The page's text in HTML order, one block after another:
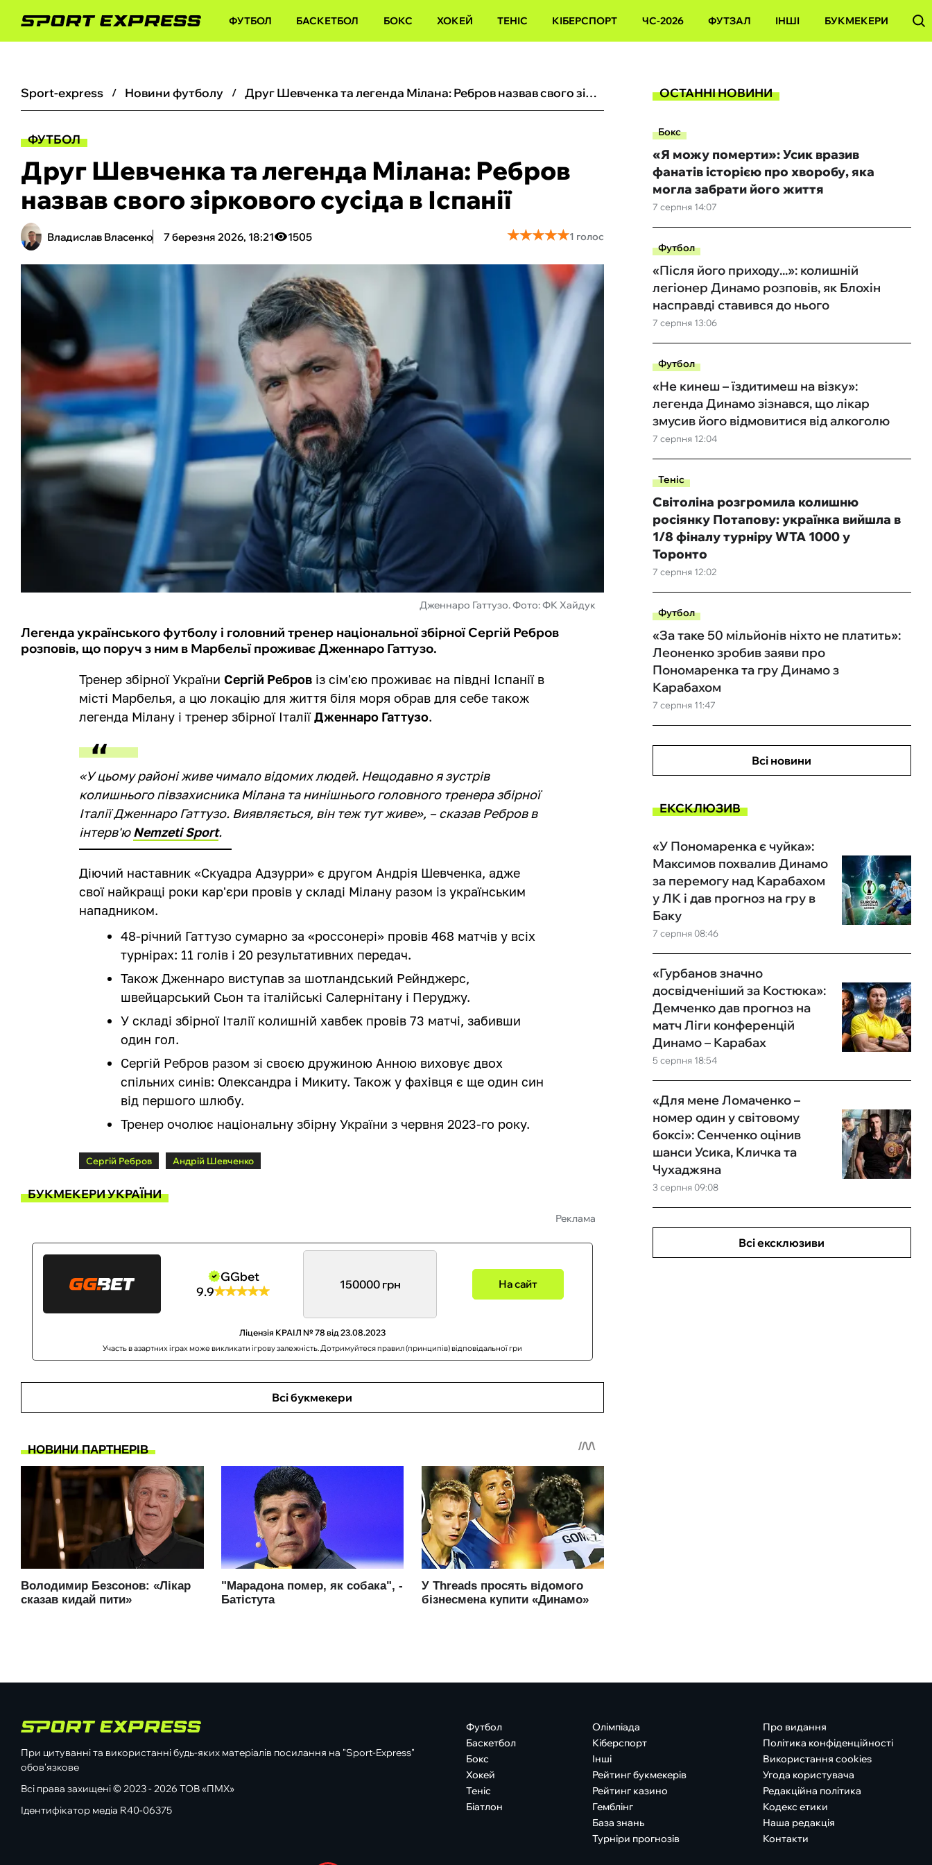
ФУТБОЛ БАСКЕТБОЛ БОКС ХОКЕЙ ТЕНІС КІБЕРСПОРТ ЧС-2026 ФУТЗАЛ ІНШІ БУКМЕКЕРИ
sport-express новини футболу Друг Шевченка та легенда Мілана: Ребров назвав свого зіркового сусіда в Іспанії
ФУТБОЛ
Друг Шевченка та легенда Мілана: Ребров
назвав свого зіркового сусіда в Іспанії
Владислав Власенко 7 березня 2026, 18:21 1505 ★★★★★
★★★★★1 голос
Дженнаро Гаттузо. Фото: ФК Хайдук
Легенда українського футболу і головний тренер національної збірної Сергій Ребров
розповів, що поруч з ним в Марбельї проживає Дженнаро Гаттузо.
Тренер збірної України Сергій Ребров із сім'єю проживає на півдні Іспанії в
місті Марбелья, а цю локацію для життя біля моря обрав для себе також
легенда Мілану і тренер збірної ІталіїДженнаро Гаттузо.
«У цьому районі живе чимало відомих людей. Нещодавно я зустрів
колишнього півзахисника Мілана та нинішнього головного тренера збірної
Італії Дженнаро Гаттузо. Виявляється, він теж тут живе», – сказав Ребров в
інтерв'юNemzeti Sport.
Діючий наставник «Скуадра Адзурри» є другом Андрія Шевченка, адже
свої найкращі роки кар'єри провів у складі Мілану разом із українським
нападником.
48-річний Гаттузо сумарно за «россонері» провів 468 матчів у всіх
турнірах: 11 голів і 20 результативних передач.
Також Дженнаро виступав за шотландський Рейнджерс,
швейцарський Сьон та італійські Салернітану і Перуджу.
У складі збірної Італії колишній хавбек провів 73 матчі, забивши
один гол.
Сергій Ребров разом зі своєю дружиною Анною виховує двох
спільних синів: Олександра і Микиту. Також у фахівця є ще один син
від першого шлюбу.
Тренер очолює національну збірну України з червня 2023-го року.
Сергій Ребров Андрій Шевченко
БУКМЕКЕРИ УКРАЇНИ
Реклама
GGbet
9.9
150000 грн На сайт
Ліцензія КРАІЛ № 78 від 23.08.2023
Участь в азартних іграх може викликати ігрову залежність. Дотримуйтеся правил (принципів) відповідальної гри
Всі букмекери
ОСТАННІ НОВИНИ
Бокс
7 серпня 14:07
«Я можу померти»: Усик вразив
фанатів історією про хворобу, яка
могла забрати його життя
Футбол
7 серпня 13:06
«Після його приходу...»: колишній
легіонер Динамо розповів, як Блохін
насправді ставився до нього
Футбол
7 серпня 12:04
«Не кинеш – їздитимеш на візку»:
легенда Динамо зізнався, що лікар
змусив його відмовитися від алкоголю
Теніс
7 серпня 12:02
Світоліна розгромила колишню
росіянку Потапову: українка вийшла в
1/8 фіналу турніру WTA 1000 у
Торонто
Футбол
7 серпня 11:47
«За таке 50 мільйонів ніхто не платить»:
Леоненко зробив заяви про
Пономаренка та гру Динамо з
Карабахом
Всі новини
ЕКСКЛЮЗИВ
7 серпня 08:46
«У Пономаренка є чуйка»:
Максимов похвалив Динамо
за перемогу над Карабахом
у ЛК і дав прогноз на гру в
Баку
5 серпня 18:54
«Гурбанов значно
досвідченіший за Костюка»:
Демченко дав прогноз на
матч Ліги конференцій
Динамо – Карабах
3 серпня 09:08
«Для мене Ломаченко –
номер один у світовому
боксі»: Сенченко оцінив
шанси Усика, Кличка та
Чухаджяна
Всі ексклюзиви
При цитуванні та використанні будь-яких матеріалів посилання на "Sport-Express"
обов'язкове
Всі права захищені © 2023 - 2026 ТОВ «ПМХ»
Ідентифікатор медіа R40-06375
Футбол
Баскетбол
Бокс
Хокей
Теніс
Біатлон
Олімпіада
Кіберспорт
Інші
Рейтинг букмекерів
Рейтинг казино
Гемблінг
База знань
Турніри прогнозів
Про видання
Політика конфіденційності
Використання cookies
Угода користувача
Редакційна політика
Кодекс етики
Наша редакція
Контакти